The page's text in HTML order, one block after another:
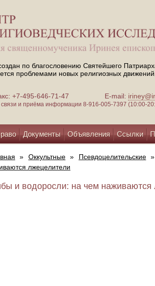
по благословению Святейшего
проблемами новых религиозных движений,
+7-495-646-71-47 E-mail:
связи и приёма информации 8-916-005-7397 (10:00-
Документы Объявления Ссылки
» Оккультные » Псевдоцелительские »
лжецелители
и водоросли: на чем наживаются